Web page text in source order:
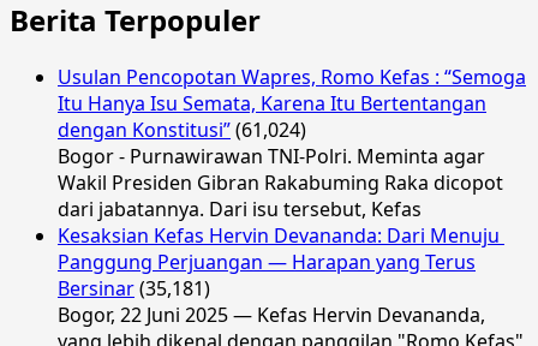
Berita Terpopuler
Usulan Pencopotan Wapres, Romo Kefas : “Semoga
Itu Hanya Isu Semata, Karena Itu Bertentangan
dengan Konstitusi”(61,024)
Bogor - Purnawirawan TNI-Polri. Meminta agar
Wakil Presiden Gibran Rakabuming Raka dicopot
dari jabatannya. Dari isu tersebut, Kefas
Kesaksian Kefas Hervin Devananda: Dari Menuju
Panggung Perjuangan — Harapan yang Terus
Bersinar(35,181)
Bogor, 22 Juni 2025 — Kefas Hervin Devananda,